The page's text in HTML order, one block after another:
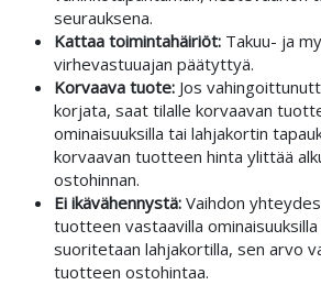
seurauksena.
Kattaa toimintahäiriöt:Takuu- ja
virhevastuuajan päätyttyä.
Korvaava tuote:Jos
korjata, saat tilalle korvaavan
ominaisuuksilla tai lahjakortin
korvaavan tuotteen hinta ylittää
ostohinnan.
Ei ikävähennystä:Vaihdon
tuotteen vastaavilla
suoritetaan lahjakortilla, sen arvo
tuotteen ostohintaa.